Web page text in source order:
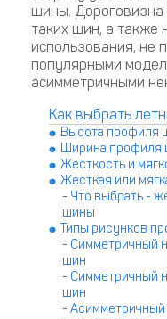
шины. Дороговизна
таких шин, а также
использования, не
популярными
асимметричными
Как выбрать
Высота профиля
Ширина профиля
Жесткость и
Жесткая или
- Что выбрать -
шины
Типы рисунков
- Симметричный
шин
- Симметричный
шин
- Асимметричный